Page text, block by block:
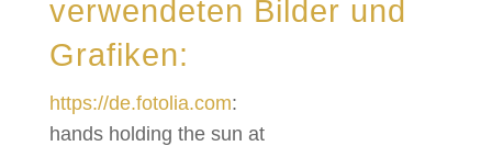
verwendeten Bilder und
Grafiken:
https://de.fotolia.com:
hands holding the sun at